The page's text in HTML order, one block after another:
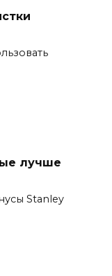
лучше
Stanley